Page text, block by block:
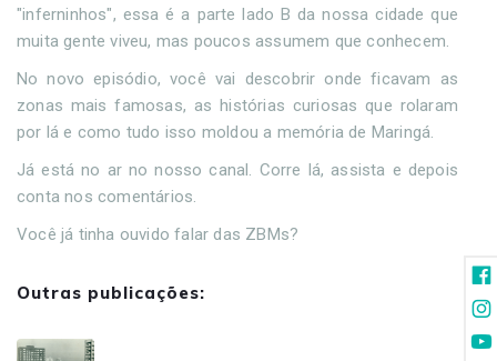
"inferninhos", essa é a parte lado B da nossa cidade que
muita gente viveu, mas poucos assumem que conhecem.
No novo episódio, você vai descobrir onde ficavam as
zonas mais famosas, as histórias curiosas que rolaram
por lá e como tudo isso moldou a memória de Maringá.
Já está no ar no nosso canal. Corre lá, assista e depois
conta nos comentários.
Você já tinha ouvido falar das ZBMs?
Outras publicações: